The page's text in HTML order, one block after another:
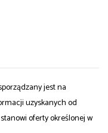
jest na
uzyskanych od
oferty określonej w